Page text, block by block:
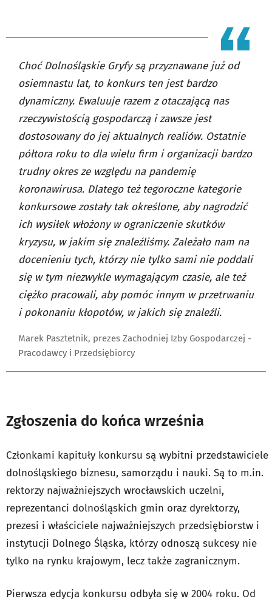
Choć Dolnośląskie Gryfy są przyznawane już od
osiemnastu lat, to konkurs ten jest bardzo
dynamiczny. Ewaluuje razem z otaczającą nas
rzeczywistością gospodarczą i zawsze jest
dostosowany do jej aktualnych realiów. Ostatnie
półtora roku to dla wielu firm i organizacji bardzo
trudny okres ze względu na pandemię
koronawirusa. Dlatego też tegoroczne kategorie
konkursowe zostały tak określone, aby nagrodzić
ich wysiłek włożony w ograniczenie skutków
kryzysu, w jakim się znaleźliśmy. Zależało nam na
docenieniu tych, którzy nie tylko sami nie poddali
się w tym niezwykle wymagającym czasie, ale też
ciężko pracowali, aby pomóc innym w przetrwaniu
i pokonaniu kłopotów, w jakich się znaleźli.
Marek Pasztetnik, prezes Zachodniej Izby Gospodarczej -
Pracodawcy i Przedsiębiorcy
Zgłoszenia do końca września
Członkami kapituły konkursu są wybitni przedstawiciele
dolnośląskiego biznesu, samorządu i nauki. Są to m.in.
rektorzy najważniejszych wrocławskich uczelni,
reprezentanci dolnośląskich gmin oraz dyrektorzy,
prezesi i właściciele najważniejszych przedsiębiorstw i
instytucji Dolnego Śląska, którzy odnoszą sukcesy nie
tylko na rynku krajowym, lecz także zagranicznym.
Pierwsza edycja konkursu odbyła się w 2004 roku. Od